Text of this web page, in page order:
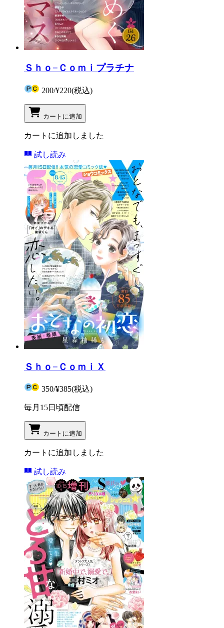
Ｓｈｏ−Ｃｏｍｉプラチナ
200/¥220(税込)
カートに追加
カートに追加しました
試し読み
Ｓｈｏ−ＣｏｍｉＸ
350/¥385(税込)
毎月15日頃配信
カートに追加
カートに追加しました
試し読み